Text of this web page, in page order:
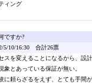
ィング
ですか?
5/10/16:30 合計26票
スを変えることになるから、設
象とあっている保証が無い。
に頼らざるをえず、とても手間